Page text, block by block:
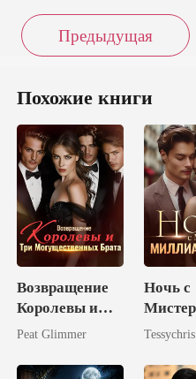
Предыдущая
Похожие книги
Возвращение
Королевы и
Три
ых Брата
Peat Glimmer
Ночь с
Tessychris